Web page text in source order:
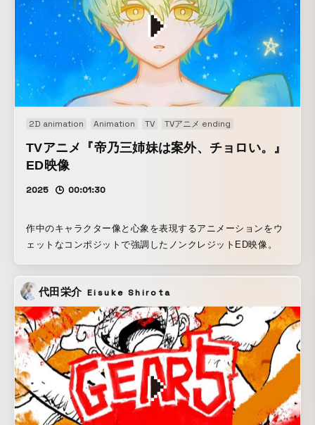
氏、音楽をSatoshi & Makotoというアーティストと実験的に
コラボレーションしました。 中野誠也氏はプロジェクション
マッピングや大型映像インスタレーションで、日本の数多く
の有名なプロジェクトを手掛けてきたテクニカルディレクタ
ーで、音楽のSatoshi & Makotoは、Kraftwerkの来日ライブ
で出会ったアーティストで、オランダ safe trip レーベルか
らリリースした作品が話題を呼んでいます。 音楽はオリジナ
ルで、Satoshi & Makotoが今回のために80〜90年代のビンテ
ージシンセサイザーや、緻密にシミュレートした音源を駆使
して制作しました。 映像も音も、現在のメインストリームに
あるツールとは異なり独特な方法やビンテージ機材を起用し
て制作しています。 80年代のオールドスクールのテクノポッ
コラボレーションを楽しみました。
2D animation Animation TV TVアニメ ending
TVアニメ『帝乃三姉妹は案外、チョロい。』
ED映像
2025 00:01:30
作中のキャラクター像と心象を表現するアニメーションをウ
ェットなコンポジットで強調したノンクレジットED映像。
代田栄介 Eisuke Shirota